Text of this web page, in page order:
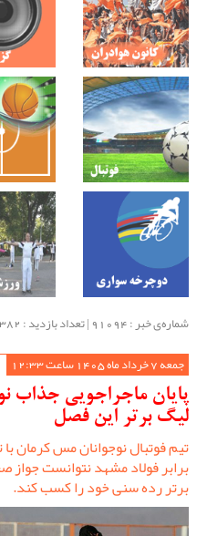
شماره‌ی خبر : ‌91094 | تعداد بازدید : 382
جمعه 7 خرداد ماه 1405 ساعت 12:33
پایان ماجراجویی جذاب
لیگ برتر این فصل
برابر فولاد مشهد نتوانست جواز
برتر رده سنی خود را کسب کند.